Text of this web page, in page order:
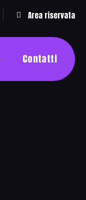
Area riservata
Contatti